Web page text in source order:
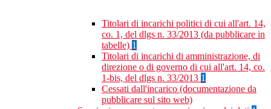
Titolari di incarichi politici di cui all'art. 14,
co. 1, del dlgs n. 33/2013 (da pubblicare in
tabelle) 1
Titolari di incarichi di amministrazione, di
direzione o di governo di cui all'art. 14, co.
1-bis, del dlgs n. 33/2013 1
Cessati dall'incarico (documentazione da
pubblicare sul sito web)